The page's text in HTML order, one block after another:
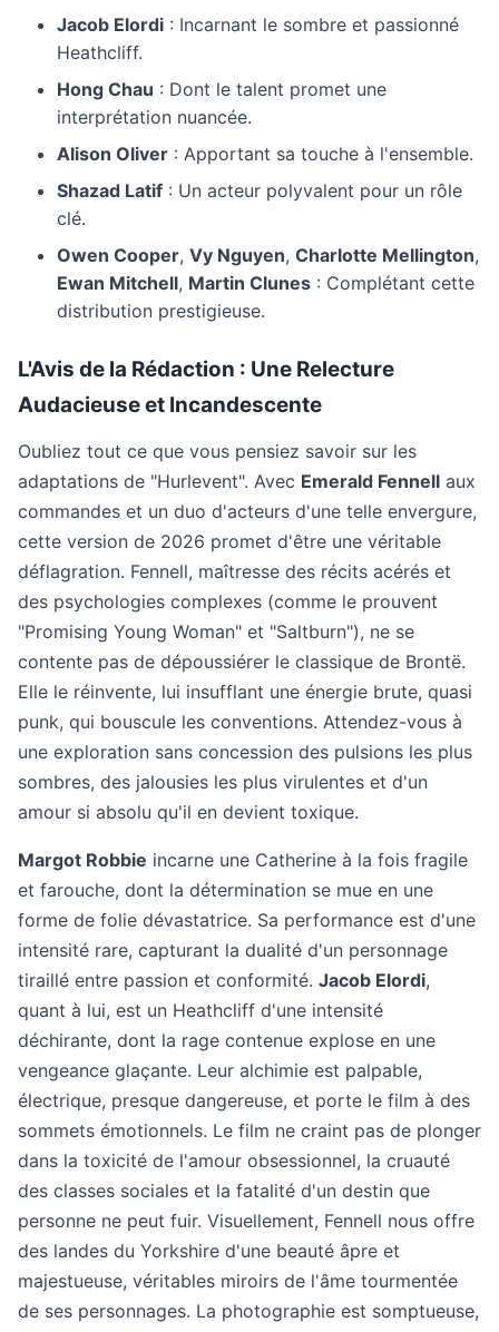
Jacob Elordi : Incarnant le sombre et passionné
Heathcliff.
Hong Chau : Dont le talent promet une
interprétation nuancée.
Alison Oliver : Apportant sa touche à l'ensemble.
Shazad Latif : Un acteur polyvalent pour un rôle
clé.
Owen Cooper, Vy Nguyen, Charlotte Mellington,
Ewan Mitchell, Martin Clunes : Complétant cette
distribution prestigieuse.
L'Avis de la Rédaction : Une Relecture
Audacieuse et Incandescente
Oubliez tout ce que vous pensiez savoir sur les
adaptations de "Hurlevent". Avec Emerald Fennell aux
commandes et un duo d'acteurs d'une telle envergure,
cette version de 2026 promet d'être une véritable
déflagration. Fennell, maîtresse des récits acérés et
des psychologies complexes (comme le prouvent
"Promising Young Woman" et "Saltburn"), ne se
contente pas de dépoussiérer le classique de Brontë.
Elle le réinvente, lui insufflant une énergie brute, quasi
punk, qui bouscule les conventions. Attendez-vous à
une exploration sans concession des pulsions les plus
sombres, des jalousies les plus virulentes et d'un
amour si absolu qu'il en devient toxique.
Margot Robbie incarne une Catherine à la fois fragile
et farouche, dont la détermination se mue en une
forme de folie dévastatrice. Sa performance est d'une
intensité rare, capturant la dualité d'un personnage
tiraillé entre passion et conformité. Jacob Elordi,
quant à lui, est un Heathcliff d'une intensité
déchirante, dont la rage contenue explose en une
vengeance glaçante. Leur alchimie est palpable,
électrique, presque dangereuse, et porte le film à des
sommets émotionnels. Le film ne craint pas de plonger
dans la toxicité de l'amour obsessionnel, la cruauté
des classes sociales et la fatalité d'un destin que
personne ne peut fuir. Visuellement, Fennell nous offre
des landes du Yorkshire d'une beauté âpre et
majestueuse, véritables miroirs de l'âme tourmentée
de ses personnages. La photographie est somptueuse,